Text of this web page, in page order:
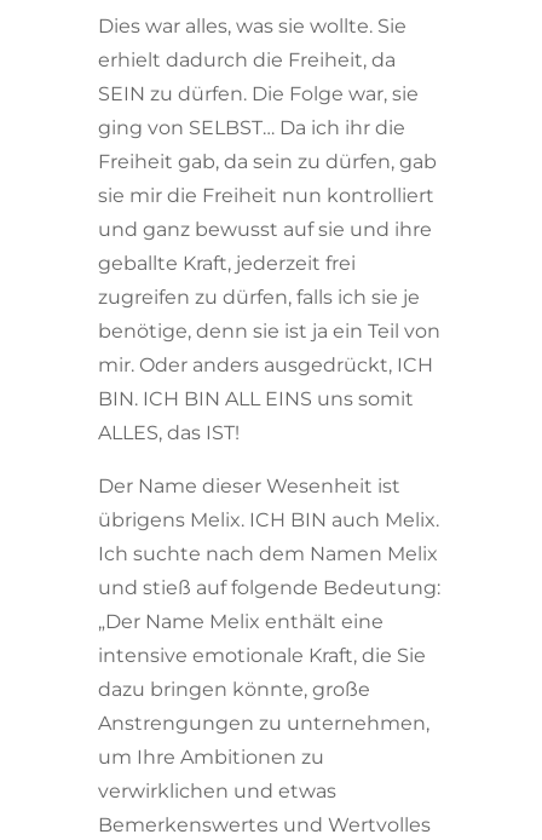
Dies war alles, was sie wollte. Sie
erhielt dadurch die Freiheit, da
SEIN zu dürfen. Die Folge war, sie
ging von SELBST… Da ich ihr die
Freiheit gab, da sein zu dürfen, gab
sie mir die Freiheit nun kontrolliert
und ganz bewusst auf sie und ihre
geballte Kraft, jederzeit frei
zugreifen zu dürfen, falls ich sie je
benötige, denn sie ist ja ein Teil von
mir. Oder anders ausgedrückt, ICH
BIN. ICH BIN ALL EINS uns somit
ALLES, das IST!
Der Name dieser Wesenheit ist
übrigens Melix. ICH BIN auch Melix.
Ich suchte nach dem Namen Melix
und stieß auf folgende Bedeutung:
„Der Name Melix enthält eine
intensive emotionale Kraft, die Sie
dazu bringen könnte, große
Anstrengungen zu unternehmen,
um Ihre Ambitionen zu
verwirklichen und etwas
Bemerkenswertes und Wertvolles